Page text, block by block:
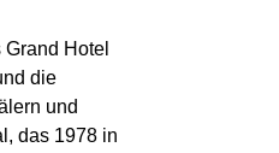
Hotel
die
und
das 1978 in